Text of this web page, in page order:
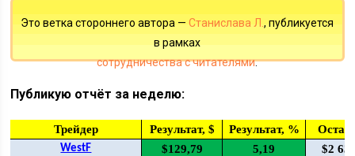
Это ветка стороннего автора —Станислава Л., публикуется
в рамках
сотрудничества с читателями.
Публикую отчёт за неделю:
Трейдер Результат, $ Результат, %
WestF $129,79 5,19 $2